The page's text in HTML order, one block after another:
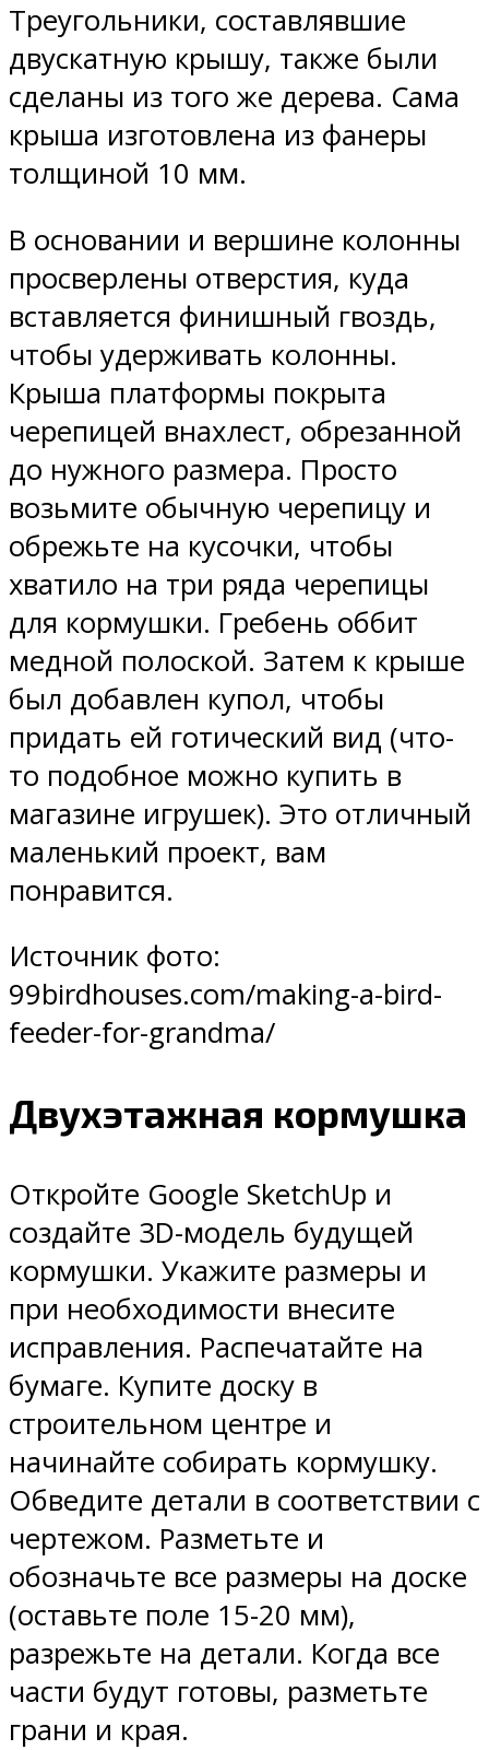
Треугольники, составлявшие
двускатную крышу, также были
сделаны из того же дерева. Сама
крыша изготовлена из фанеры
толщиной 10 мм.
В основании и вершине колонны
просверлены отверстия, куда
вставляется финишный гвоздь,
чтобы удерживать колонны.
Крыша платформы покрыта
черепицей внахлест, обрезанной
до нужного размера. Просто
возьмите обычную черепицу и
обрежьте на кусочки, чтобы
хватило на три ряда черепицы
для кормушки. Гребень оббит
медной полоской. Затем к крыше
был добавлен купол, чтобы
придать ей готический вид (что-
то подобное можно купить в
магазине игрушек). Это отличный
маленький проект, вам
понравится.
Источник фото:
99birdhouses.com/making-a-bird-
feeder-for-grandma/
Двухэтажная кормушка
Откройте Google SketchUp и
создайте 3D-модель будущей
кормушки. Укажите размеры и
при необходимости внесите
исправления. Распечатайте на
бумаге. Купите доску в
строительном центре и
начинайте собирать кормушку.
Обведите детали в соответствии с
чертежом. Разметьте и
обозначьте все размеры на доске
(оставьте поле 15-20 мм),
разрежьте на детали. Когда все
части будут готовы, разметьте
грани и края.